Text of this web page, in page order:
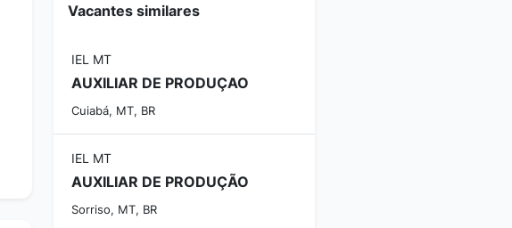
Vacantes similares
IEL MT
AUXILIAR DE PRODUÇAO
Cuiabá, MT, BR
IEL MT
AUXILIAR DE PRODUÇÃO
Sorriso, MT, BR